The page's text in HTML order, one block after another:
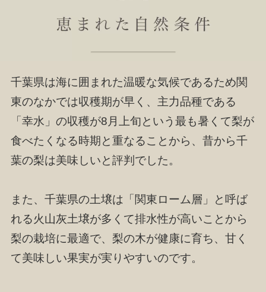
千葉県は海に囲まれた温暖な気候であるため関
東のなかでは収穫期が早く、主力品種である
「幸水」の収穫が8月上旬という最も暑くて梨が
食べたくなる時期と重なることから、昔から千
葉の梨は美味しいと評判でした。
また、千葉県の土壌は「関東ローム層」と呼ば
れる火山灰土壌が多くて排水性が高いことから
梨の栽培に最適で、梨の木が健康に育ち、甘く
て美味しい果実が実りやすいのです。